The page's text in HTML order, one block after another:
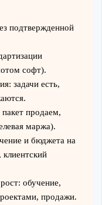
подтвержденной
софт).
задачи есть,
продаем,
маржа).
и бюджета на
клиентский
обучение,
продажи.